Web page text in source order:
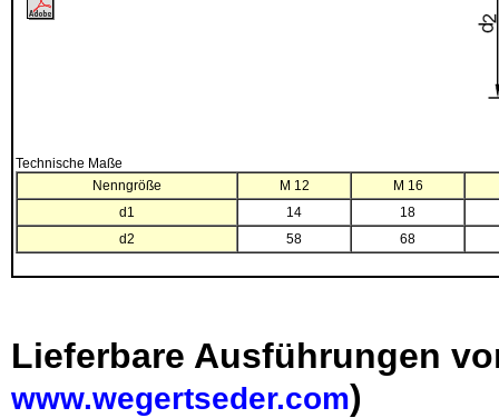
Technische Maße
Nenngröße
M 12
M 16
d1
14
18
d2
58 68
Lieferbare Ausführungen
www.wegertseder.com)